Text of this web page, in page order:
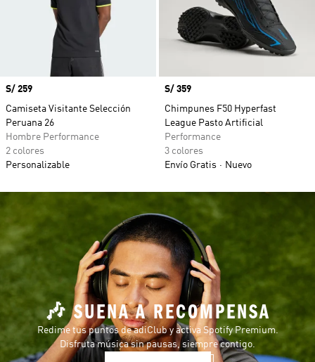
Precio
S/ 259
Camiseta Visitante Selección
Peruana 26
Hombre Performance
2 colores
Personalizable
Precio
S/ 359
Chimpunes F50 Hyperfast
League Pasto Artificial
Performance
3 colores
Envío Gratis
Nuevo
🎶 SUENA A RECOMPENSA
Redime tus puntos de adiClub y activa Spotify Premium.
Disfruta música sin pausas, siempre contigo.